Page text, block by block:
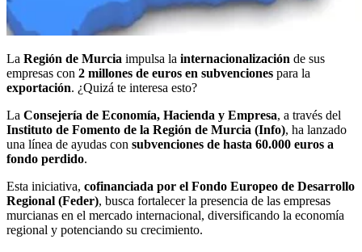
La Región de Murcia impulsa la internacionalización de sus
empresas con 2 millones de euros en subvenciones para la
exportación. ¿Quizá te interesa esto?
La Consejería de Economía, Hacienda y Empresa, a través del
Instituto de Fomento de la Región de Murcia (Info), ha lanzado
una línea de ayudas con subvenciones de hasta 60.000 euros a
fondo perdido.
Esta iniciativa, cofinanciada por el Fondo Europeo de Desarrollo
Regional (Feder), busca fortalecer la presencia de las empresas
murcianas en el mercado internacional, diversificando la economía
regional y potenciando su crecimiento.